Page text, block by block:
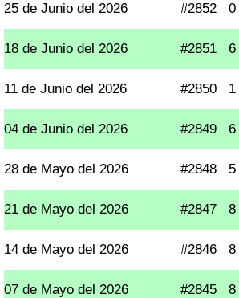
25 de Junio del 2026 #2852 0
18 de Junio del 2026 #2851 6
11 de Junio del 2026 #2850
04 de Junio del 2026 #2849 6
28 de Mayo del 2026 #2848
21 de Mayo del 2026 #2847 8
14 de Mayo del 2026 #2846 8
07 de Mayo del 2026 #2845 8